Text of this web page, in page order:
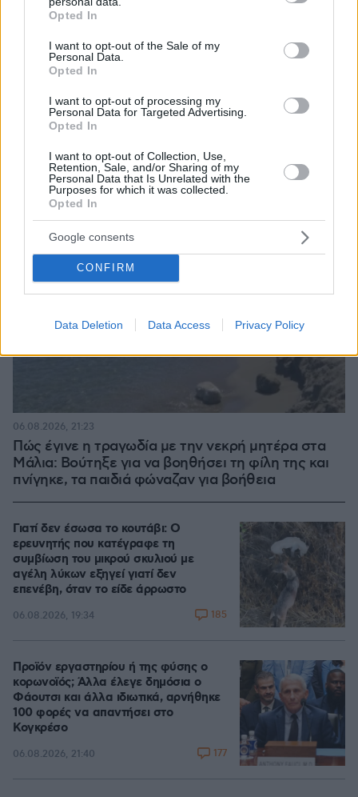
grant or deny consent to Google and its third-party tags to
use your data for below specified purposes in below Google
consent section.
Opted In
I want to opt-out of the Sale of my
Personal Data.
Opted In
I want to opt-out of processing my
Personal Data for Targeted Advertising.
Opted In
I want to opt-out of Collection, Use,
Retention, Sale, and/or Sharing of my
Personal Data that Is Unrelated with the
Purposes for which it was collected.
Opted In
Google consents
CONFIRM
Data Deletion Data Access Privacy Policy
Χρίστος Κούγιας: Η προσωπική μου ζωή δεν
μπορεί να είναι αντικείμενο φημών ή σεναρίων
που παρουσιάζονται ως πραγματικά γεγονότα
Πώς έγινε η τραγωδία με την νεκρή μητέρα στα
Μάλια: Βούτηξε για να βοηθήσει τη φίλη της και
πνίγηκε, τα παιδιά φώναζαν για βοήθεια
06.08.2026, 21:23
Γιατί δεν έσωσα το κουτάβι: Ο
ερευνητής που κατέγραφε τη
συμβίωση του μικρού σκυλιού με
αγέλη λύκων εξηγεί γιατί δεν
επενέβη, όταν το είδε άρρωστο
06.08.2026, 19:34 185
Προϊόν εργαστηρίου ή της φύσης ο
κορωνοϊός; Άλλα έλεγε δημόσια ο
Φάουτσι και άλλα ιδιωτικά, αρνήθηκε
100 φορές να απαντήσει στο
Κογκρέσο
06.08.2026, 21:40 177